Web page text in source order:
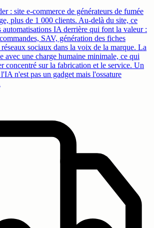
: site e-commerce de générateurs de fumée
plus de 1 000 clients. Au-delà du site, ce
automatisations IA derrière qui font la valeur :
SAV, génération des fiches
sociaux dans la voix de la marque. La
avec une charge humaine minimale, ce qui
concentré sur la fabrication et le service. Un
n'est pas un gadget mais l'ossature